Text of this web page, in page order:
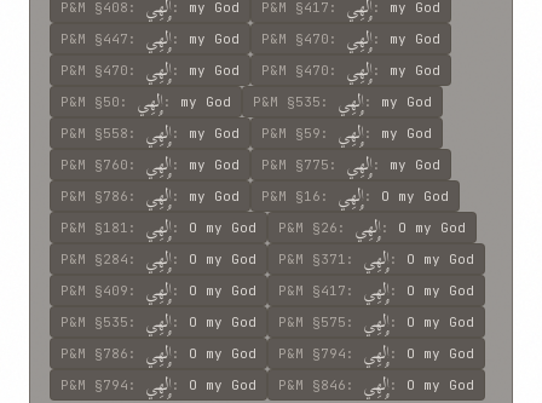
P&M §408 : : my God P&M §417 : : my God
P&M §447 : إِلهِي: my God P&M §470 : إِلهِي: my God
P&M §470 : إِلهِي: my God P&M §470 : إِلهِي: my God
P&M §50 : إِلهِي: my God P&M §535 : إِلهِي: my God
P&M §558 : إِلهِي: my God P&M §59 : إِلهِي: my God
P&M §760 : إِلهِي: my God P&M §775 : إِلهِي: my God
P&M §786 : إِلهِي: my God P&M §16 : إِلهِي: O my God
P&M §181 : إِلهِي: O my God P&M §26 : إِلهِي: O my God
P&M §284 : إِلهِي: O my God P&M §371 : إِلهِي: O my God
P&M §409 : إِلهِي: O my God P&M §417 : إِلهِي: O my God
P&M §535 : إِلهِي: O my God P&M §575 : إِلهِي: O my God
P&M §786 : إِلهِي: O my God P&M §794 : إِلهِي: O my God
P&M §794 : إِلهِي: O my God P&M §846 : إِلهِي: O my God